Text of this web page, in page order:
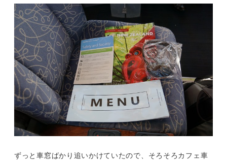
ずっと車窓ばかり追いかけていたので、そろそろカフェ車